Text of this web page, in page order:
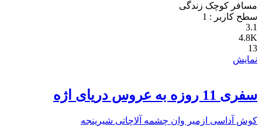
مسافر کوچک زندگی
سطح کاربر : 1
3.1
4.8K
13
نمایش
سفری 11 روزه به عروس دریای اژه
کوش آداسی ازمیر وان چشمه آلاچاتی شیرینجه